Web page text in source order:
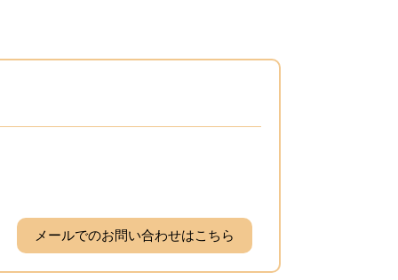
メールでのお問い合わせはこちら